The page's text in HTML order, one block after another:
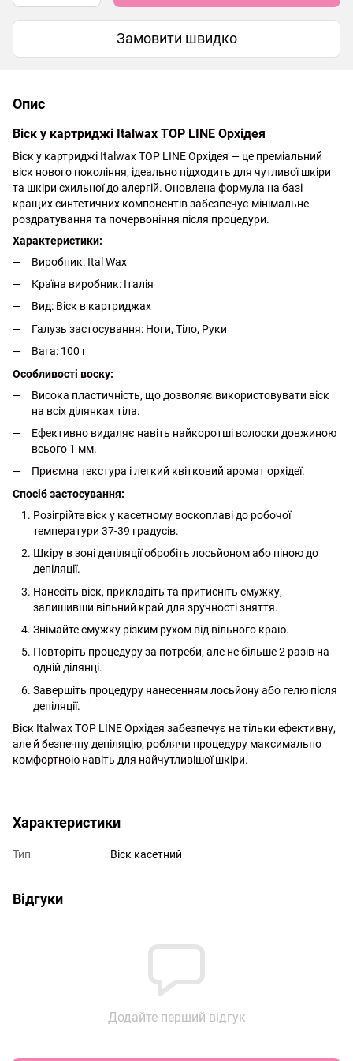
Замовити швидко
Опис
Віск у картриджі Italwax TOP LINE Орхідея
Віск у картриджі Italwax TOP LINE Орхідея — це преміальний
віск нового покоління, ідеально підходить для чутливої шкіри
та шкіри схильної до алергій. Оновлена формула на базі
кращих синтетичних компонентів забезпечує мінімальне
роздратування та почервоніння після процедури.
Характеристики:
Виробник: Ital Wax
Країна виробник: Італія
Вид: Віск в картриджах
Галузь застосування: Ноги, Тіло, Руки
Вага: 100 г
Особливості воску:
Висока пластичність, що дозволяє використовувати віск
на всіх ділянках тіла.
Ефективно видаляє навіть найкоротші волоски довжиною
всього 1 мм.
Приємна текстура і легкий квітковий аромат орхідеї.
Спосіб застосування:
Розігрійте віск у касетному воскоплаві до робочої
температури 37-39 градусів.
Шкіру в зоні депіляції обробіть лосьйоном або піною до
депіляції.
Нанесіть віск, прикладіть та притисніть смужку,
залишивши вільний край для зручності зняття.
Знімайте смужку різким рухом від вільного краю.
Повторіть процедуру за потреби, але не більше 2 разів на
одній ділянці.
Завершіть процедуру нанесенням лосьйону або гелю після
депіляції.
Віск Italwax TOP LINE Орхідея забезпечує не тільки ефективну,
але й безпечну депіляцію, роблячи процедуру максимально
комфортною навіть для найчутливішої шкіри.
Характеристики
Тип Віск касетний
Відгуки
Додайте перший відгук